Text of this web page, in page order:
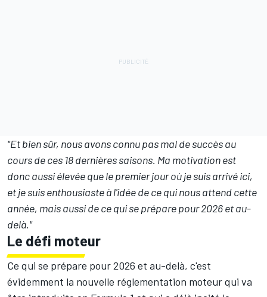
"Et bien sûr, nous avons connu pas mal de succès au
cours de ces 18 dernières saisons. Ma motivation est
donc aussi élevée que le premier jour où je suis arrivé ici,
et je suis enthousiaste à l'idée de ce qui nous attend cette
année, mais aussi de ce qui se prépare pour 2026 et au-
delà."
Le défi moteur
Ce qui se prépare pour 2026 et au-delà, c'est
évidemment la nouvelle réglementation moteur qui va